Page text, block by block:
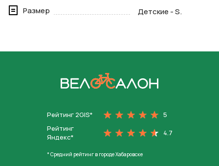
Размер
Детские - S.
Рейтинг 2GIS*
5
Рейтинг
Яндекс*
4.7
* Средний рейтинг в городе Хабаровске